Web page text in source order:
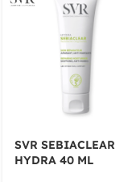
SVR SEBIACLEAR
HYDRA 40 ML